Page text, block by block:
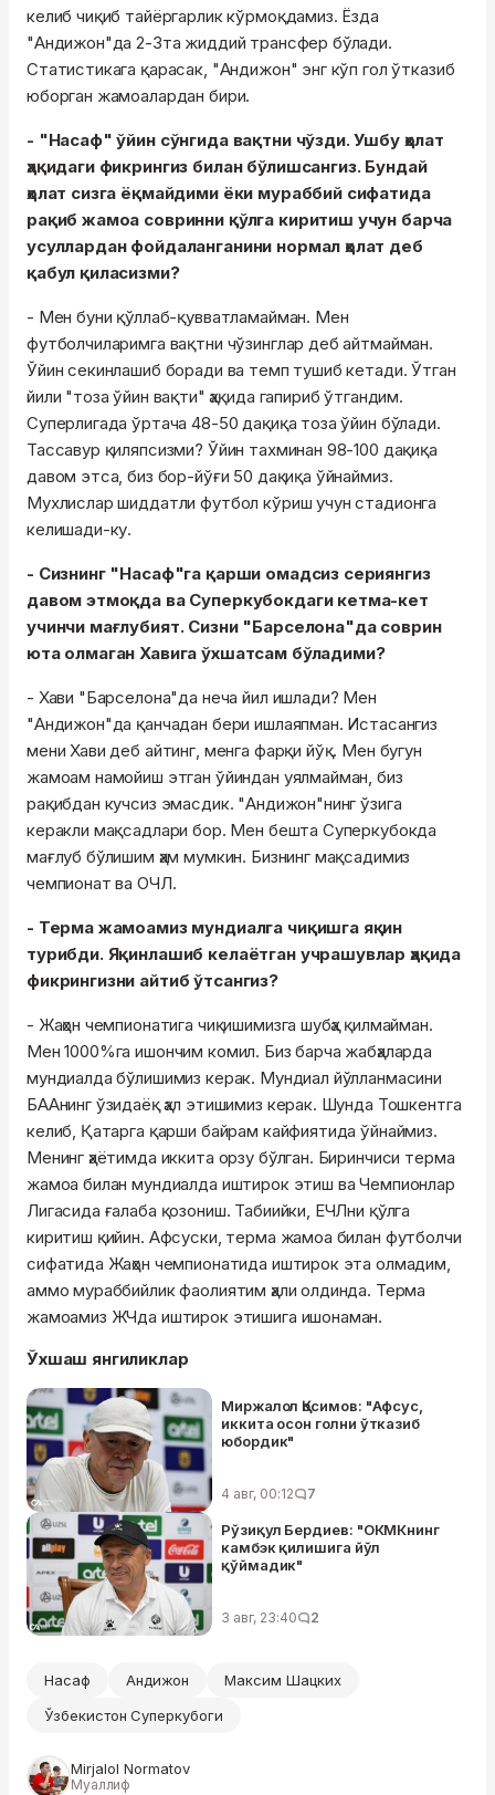
келиб чиқиб тайёргарлик кўрмоқдамиз. Ёзда
"Андижон"да 2-3та жиддий трансфер бўлади.
Статистикага қарасак, "Андижон" энг кўп гол ўтказиб
юборган жамоалардан бири.
- "Насаф" ўйин сўнгида вақтни чўзди. Ушбу ҳолат
ҳақидаги фикрингиз билан бўлишсангиз. Бундай
ҳолат сизга ёқмайдими ёки мураббий сифатида
рақиб жамоа совринни қўлга киритиш учун барча
усуллардан фойдаланганини нормал ҳолат деб
қабул қиласизми?
- Мен буни қўллаб-қувватламайман. Мен
футболчиларимга вақтни чўзинглар деб айтмайман.
Ўйин секинлашиб боради ва темп тушиб кетади. Ўтган
йили "тоза ўйин вақти" ҳақида гапириб ўтгандим.
Суперлигада ўртача 48-50 дақиқа тоза ўйин бўлади.
Тассавур қиляпсизми? Ўйин тахминан 98-100 дақиқа
давом этса, биз бор-йўғи 50 дақиқа ўйнаймиз.
Мухлислар шиддатли футбол кўриш учун стадионга
келишади-ку.
- Сизнинг "Насаф"га қарши омадсиз сериянгиз
давом этмоқда ва Суперкубокдаги кетма-кет
учинчи мағлубият. Сизни "Барселона"да соврин
юта олмаган Хавига ўхшатсам бўладими?
- Хави "Барселона"да неча йил ишлади? Мен
"Андижон"да қанчадан бери ишлаяпман. Истасангиз
мени Хави деб айтинг, менга фарқи йўқ. Мен бугун
жамоам намойиш этган ўйиндан уялмайман, биз
рақибдан кучсиз эмасдик. "Андижон"нинг ўзига
керакли мақсадлари бор. Мен бешта Суперкубокда
мағлуб бўлишим ҳам мумкин. Бизнинг мақсадимиз
чемпионат ва ОЧЛ.
- Терма жамоамиз мундиалга чиқишга яқин
турибди. Яқинлашиб келаётган учрашувлар ҳақида
фикрингизни айтиб ўтсангиз?
- Жаҳон чемпионатига чиқишимизга шубҳа қилмайман.
Мен 1000%га ишончим комил. Биз барча жабҳаларда
мундиалда бўлишимиз керак. Мундиал йўлланмасини
БААнинг ўзидаёқ ҳал этишимиз керак. Шунда Тошкентга
келиб, Қатарга қарши байрам кайфиятида ўйнаймиз.
Менинг ҳаётимда иккита орзу бўлган. Биринчиси терма
жамоа билан мундиалда иштирок этиш ва Чемпионлар
Лигасида ғалаба қозониш. Табиийки, ЕЧЛни қўлга
киритиш қийин. Афсуски, терма жамоа билан футболчи
сифатида Жаҳон чемпионатида иштирок эта олмадим,
аммо мураббийлик фаолиятим ҳали олдинда. Терма
жамоамиз ЖЧда иштирок этишига ишонаман.
Ўхшаш янгиликлар
Миржалол Қосимов: "Афсус,
иккита осон голни ўтказиб
юбордик"
4 авг, 00:12 7
Рўзиқул Бердиев: "ОКМКнинг
камбэк қилишига йўл
қўймадик"
3 авг, 23:40 2
Насаф Андижон
Максим Шацких
Ўзбекистон Суперкубоги
Mirjalol Normatov
Муаллиф